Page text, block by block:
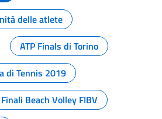
delle atlete
ATP Finals di Torino
di Tennis 2019
Finali Beach Volley FIBV